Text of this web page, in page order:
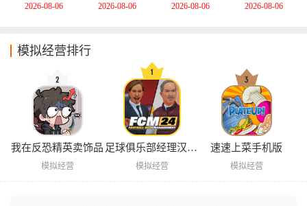
2026-08-06
2026-08-06
2026-08-06
2026-08-06
模拟经营排行
我在反恐精英卖饰品
模拟经营
足球俱乐部经理汉化版
模拟经营
速速上菜手机版
模拟经营